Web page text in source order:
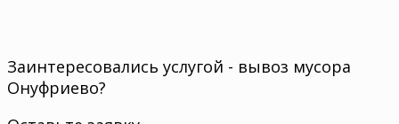
Заинтересовались услугой - вывоз мусора
Онуфриево?